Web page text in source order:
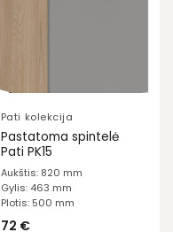
Pati kolekcija
Pastatoma spintelė
Pati PK15
Aukštis: 820 mm
Gylis: 463 mm
Plotis: 500 mm
72 €